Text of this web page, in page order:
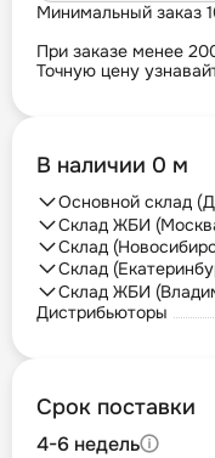
Минимальный заказ
При заказе менее
Точную цену
В наличии 0 м
Основной склад
Склад ЖБИ
Склад
Склад
Склад ЖБИ
Дистрибьюторы
Срок поставки
4-6 недель